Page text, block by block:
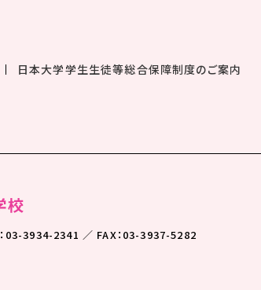
日本大学学生生徒等総合保障制度のご案内
03-3934-2341 ／ FAX：03-3937-5282